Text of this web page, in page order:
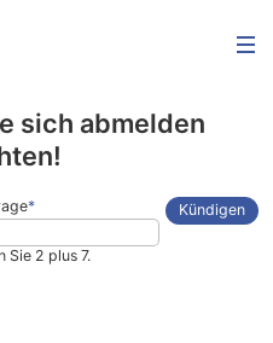
sich abmelden
*
Sie 2 plus 7.
Kündigen